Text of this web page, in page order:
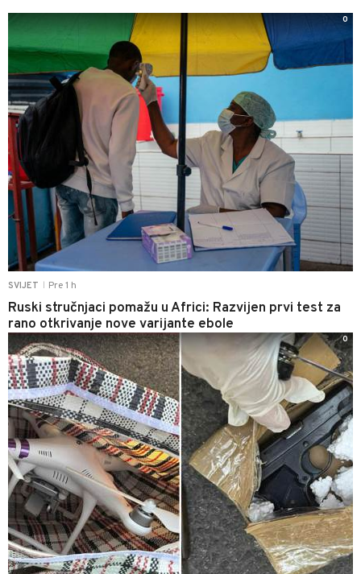
SVIJET Pre 1 h
Ruski stručnjaci pomažu u Africi: Razvijen prvi test za
rano otkrivanje nove varijante ebole
0
0